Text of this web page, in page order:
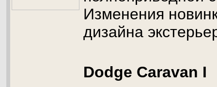
Изменения
дизайна
Dodge Caravan I